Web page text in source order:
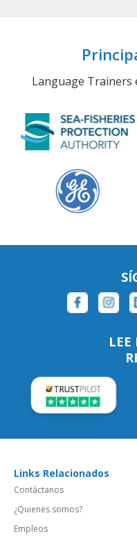
Language Trainers
LEE
Links Relacionados
Contáctanos
¿Quienes somos?
Empleos